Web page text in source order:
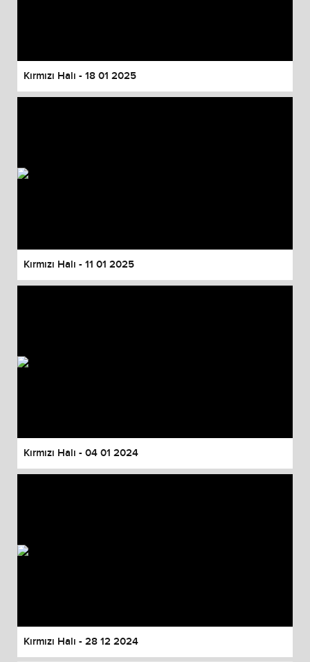
Kırmızı Halı - 18 01 2025
Kırmızı Halı - 11 01 2025
Kırmızı Halı - 04 01 2024
Kırmızı Halı - 28 12 2024